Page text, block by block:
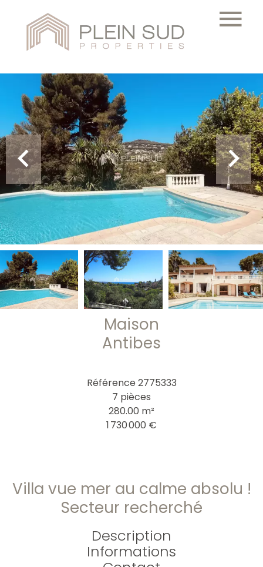
Maison
Antibes
Référence 2775333
7 pièces
280.00 m²
1 730 000 €
Villa vue mer au calme absolu !
Secteur recherché
Description
Informations